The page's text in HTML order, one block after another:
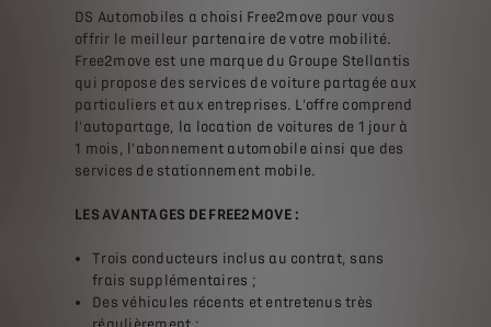
DS Automobiles a choisi Free2move pour vous
offrir le meilleur partenaire de votre mobilité.
Free2move est une marque du Groupe Stellantis
qui propose des services de voiture partagée aux
particuliers et aux entreprises. L'offre comprend
l'autopartage, la location de voitures de 1 jour à
1 mois, l'abonnement automobile ainsi que des
services de stationnement mobile.
LES AVANTAGES DE FREE2MOVE :
Trois conducteurs inclus au contrat, sans
frais supplémentaires ;
Des véhicules récents et entretenus très